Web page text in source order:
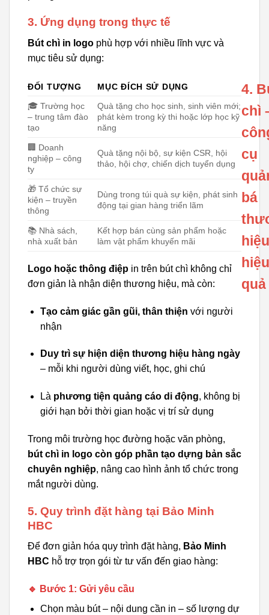
3. Ứng dụng trong thực tế
Bút chì in logo phù hợp với nhiều lĩnh vực và
mục tiêu sử dụng:
ĐỐI TƯỢNG
MỤC ĐÍCH SỬ DỤNG
🎓 Trường học
– trung tâm đào
tạo
Quà tặng cho học sinh, sinh viên mới;
phát kèm trong kỳ thi hoặc lớp học kỹ
năng
🏢 Doanh
nghiệp – công
ty
Quà tặng nội bộ, sự kiện CSR, hội
thảo, hội chợ, chiến dịch tuyển dụng
🎁 Tổ chức sự
kiện – truyền
thông
Dùng trong túi quà sự kiện, phát sinh
động tại gian hàng triển lãm
📚 Nhà sách,
nhà xuất bản
Kết hợp bán cùng sản phẩm hoặc
làm vật phẩm khuyến mãi
4.
chì
cụ
bá
hiệu
hiệu
quả
Logo hoặc thông điệp in trên bút chì không chỉ
đơn giản là nhận diện thương hiệu, mà còn:
Tạo cảm giác gần gũi, thân thiện với người
nhận
Duy trì sự hiện diện thương hiệu hàng ngày
– mỗi khi người dùng viết, học, ghi chú
Là phương tiện quảng cáo di động, không bị
giới hạn bởi thời gian hoặc vị trí sử dụng
Trong môi trường học đường hoặc văn phòng,
bút chì in logo còn góp phần tạo dựng bản sắc
chuyên nghiệp, nâng cao hình ảnh tổ chức trong
mắt người dùng.
5. Quy trình đặt hàng tại Bảo Minh
HBC
Để đơn giản hóa quy trình đặt hàng, Bảo Minh
HBC hỗ trợ trọn gói từ tư vấn đến giao hàng:
🔹 Bước 1: Gửi yêu cầu
Chọn màu bút – nội dung cần in – số lượng dự